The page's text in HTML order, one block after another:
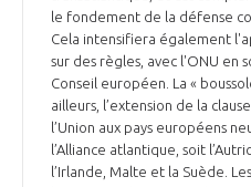
MÉDIATION ET CHARTE
CLIENTS ET
LA MÉDIATION AU-DELÀ DE LA
PRENDRE CONTACT AVEC LE
CHIFFRES CLÉS
LES ENJEUX
le fondement de la défense
Cela intensifiera également
sur des règles, avec l'ONU en
Conseil européen. La «
ailleurs, l’extension de la
l’Union aux pays européens
l’Alliance atlantique, soit
l’Irlande, Malte et la Suède.